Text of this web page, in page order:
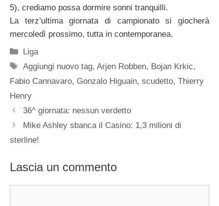
5), crediamo possa dormire sonni tranquilli.
La terz’ultima giornata di campionato si giocherà
mercoledì prossimo, tutta in contemporanea.
Categorie
Liga
Tag
Aggiungi nuovo tag,Arjen Robben, Bojan Krkic,
Fabio Cannavaro, Gonzalo Higuain, scudetto, Thierry
Henry
36^ giornata: nessun verdetto
Mike Ashley sbanca il Casino: 1,3 milioni di
sterline!
Lascia un commento